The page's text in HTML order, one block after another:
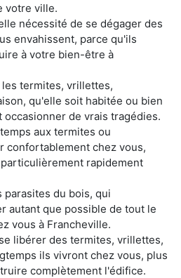
votre ville.
nécessité de se dégager des
envahissent, parce qu'ils
à votre bien-être à
les termites, vrillettes,
qu'elle soit habitée ou bien
de vrais tragédies.
aux termites ou
confortablement chez vous,
rapidement
parasites du bois, qui
autant que possible de tout le
vous à Francheville.
libérer des termites, vrillettes,
ils vivront chez vous, plus
complètement l'édifice.